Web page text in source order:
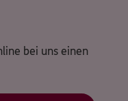
bei uns einen